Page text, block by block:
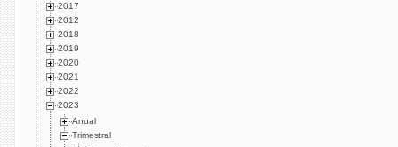
2017
2012
2018
2019
2020
2021
2022
2023
Anual
Trimestral